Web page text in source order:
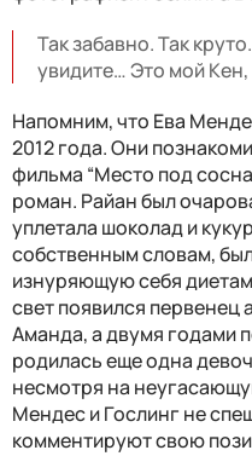
Так забавно. Так
увидите… Это мой
Напомним, что Ева
2012 года. Они
фильма “Место под
роман. Райан был
уплетала шоколад и
собственным словам,
изнуряющую себя
свет появился первенец
Аманда, а двумя годами
родилась еще одна
несмотря на
Мендес и Гослинг не
комментируют свою